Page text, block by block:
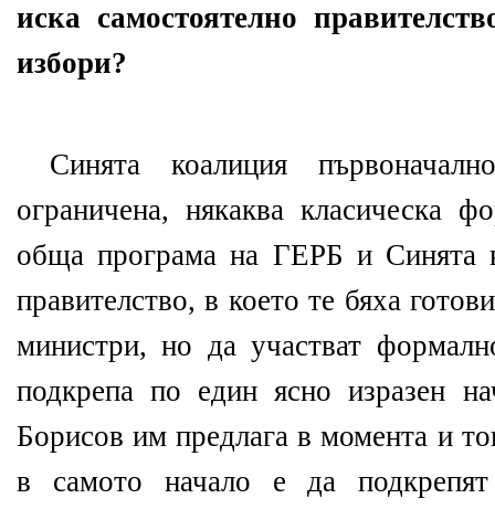
иска самостоятелно
избори?
Синята коалиция
ограничена, някаква класическа
обща програма на ГЕРБ и Синята
правителство, в което те бяха
министри, но да участват
подкрепа по един ясно изразен
Борисов им предлага в момента и
в самото начало е да подкрепят